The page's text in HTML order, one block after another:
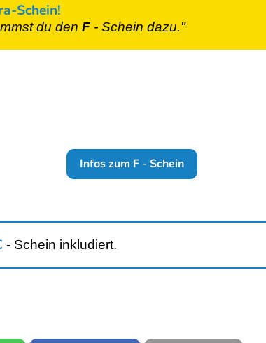
Schein!
du denF - Schein dazu."
Infos zum F - Schein
- Schein inkludiert.